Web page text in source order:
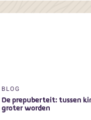
BLOG
De prepuberteit: tussen
groter worden